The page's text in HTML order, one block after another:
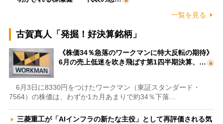
一覧を見る
古賀真人「発掘！好決算銘柄」
《株価34％急落のワークマンに特大反転の期待》
6月の売上低迷を吹き飛ばす第1四半期決算、…
6月3日に8330円をつけたワークマン（東証スタンダード・
7564）の株価は、わずか1カ月あまりで約34％下落…
三菱重工が「AIインフラの新たな主役」として再評価される気